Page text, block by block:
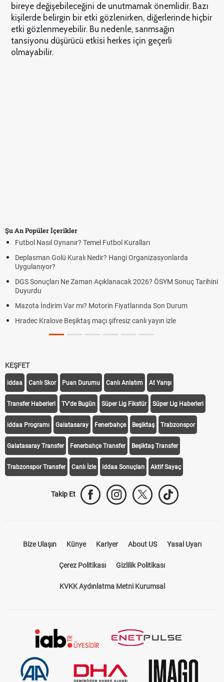
bireye değişebileceğini de unutmamak önemlidir. Bazı
kişilerde belirgin bir etki gözlenirken, diğerlerinde hiçbir
etki gözlenmeyebilir. Bu nedenle, sarımsağın
tansiyonu düşürücü etkisi herkes için geçerli
olmayabilir.
Şu An Popüler İçerikler
Futbol Nasıl Oynanır? Temel Futbol Kuralları
Deplasman Golü Kuralı Nedir? Hangi Organizasyonlarda
Uygulanıyor?
DGS Sonuçları Ne Zaman Açıklanacak 2026? ÖSYM Sonuç Tarihini
Duyurdu
Mazota İndirim Var mı? Motorin Fiyatlarında Son Durum
Hradec Kralove Beşiktaş maçı şifresiz canlı yayın izle
KEŞFET
iddaa Canlı Skor Puan Durumu Canlı Anlatım At Yarışı
Transfer Haberleri TV'de Bugün Süper Lig Fikstür Süper Lig Haberleri
iddaa Programı Galatasaray Fenerbahçe Beşiktaş Trabzonspor
Galatasaray Transfer Fenerbahçe Transfer Beşiktaş Transfer
Trabzonspor Transfer Canlı İzle iddaa Sonuçları Aktif Sayaç
Takip Et
Bize Ulaşın Künye Kariyer About US Yasal Uyarı
Çerez Politikası Gizlilik Politikası
KVKK Aydınlatma Metni Kurumsal